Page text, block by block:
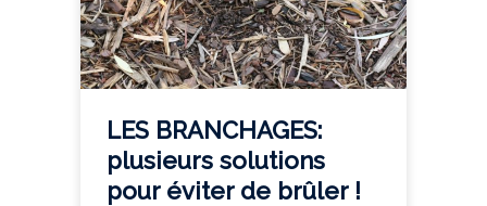
LES BRANCHAGES:
plusieurs solutions
pour éviter de brûler !